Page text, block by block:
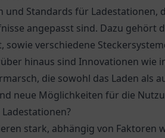
und Standards für Ladestationen,
angepasst sind. Dazu gehört
verschiedene
hinaus sind Innovationen wie
die sowohl das Laden als
neue Möglichkeiten für die
stark, abhängig von Faktoren